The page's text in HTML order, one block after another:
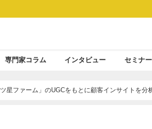
専門家コラム インタビュー セミナ
星ファーム」のUGCをもとに顧客インサイトを分